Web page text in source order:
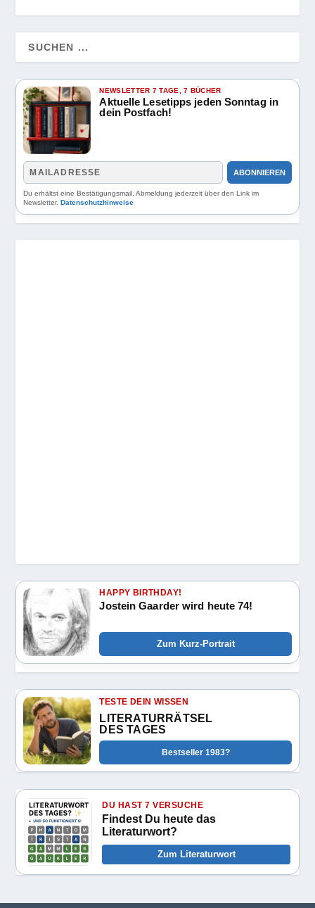
NEWSLETTER 7 TAGE, 7 BÜCHER
Aktuelle Lesetipps jeden Sonntag in
dein Postfach!
ABONNIEREN
Du erhältst eine Bestätigungsmail. Abmeldung jederzeit über den Link im
Newsletter.Datenschutzhinweise
HAPPY BIRTHDAY!
Jostein Gaarder wird heute 74!
Zum Kurz-Portrait
TESTE DEIN WISSEN
LITERATURRÄTSEL
DES TAGES
Bestseller 1983?
DU HAST 7 VERSUCHE
Findest Du heute das
Literaturwort?
Zum Literaturwort